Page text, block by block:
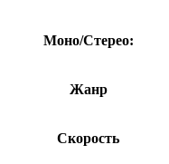
Моно/Стерео:
Жанр
Скорость